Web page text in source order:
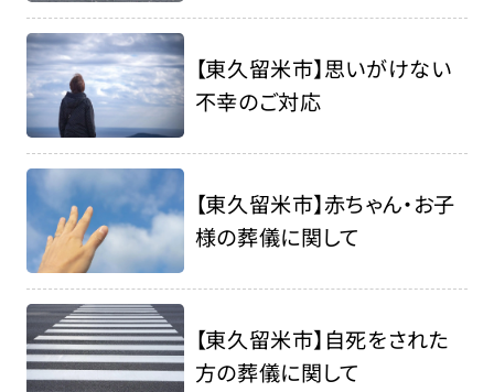
【東久留米市】思いがけない
不幸のご対応
【東久留米市】赤ちゃん・お子
様の葬儀に関して
【東久留米市】自死をされた
方の葬儀に関して